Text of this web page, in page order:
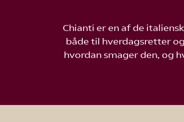
Chianti er en af de
både til hverdagsretter
hvordan smager den, og